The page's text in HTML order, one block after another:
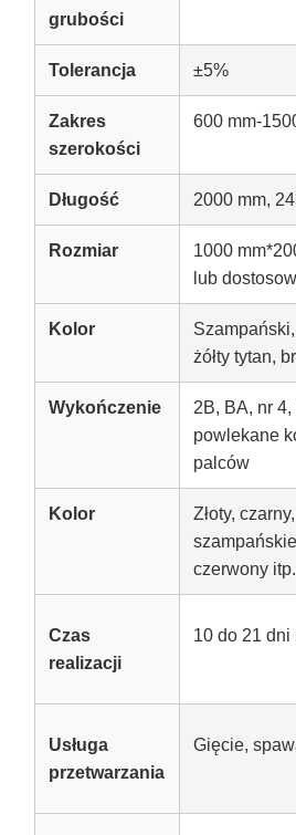
grubości
Tolerancja ±5%
Zakres
szerokości
600 mm-
Długość 2000 mm,
Rozmiar
1000
lub
Kolor
żółty tytan,
Wykończenie
2B, BA, nr
powlekane
palców
Kolor
Złoty,
czerwony itp.
Czas
realizacji
10 do 21 dni
Usługa
przetwarzania
Gięcie,